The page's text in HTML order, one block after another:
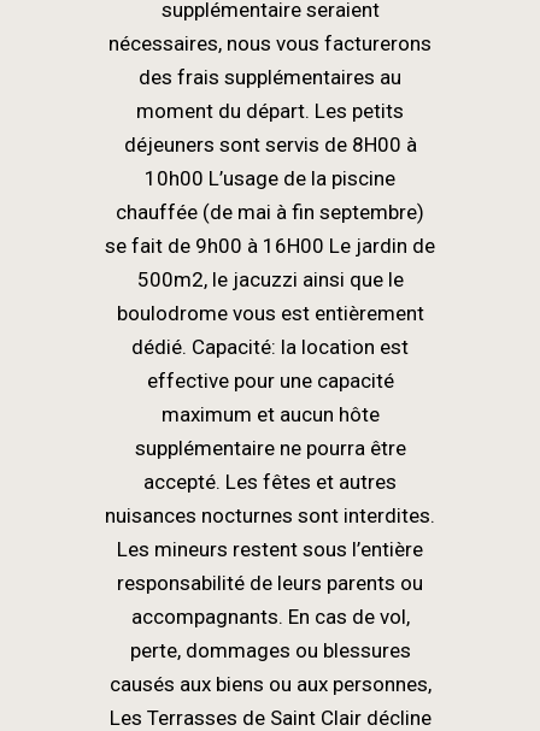
supplémentaire seraient
nécessaires, nous vous facturerons
des frais supplémentaires au
moment du départ. Les petits
déjeuners sont servis de 8H00 à
10h00 L’usage de la piscine
chauffée (de mai à fin septembre)
se fait de 9h00 à 16H00 Le jardin de
500m2, le jacuzzi ainsi que le
boulodrome vous est entièrement
dédié. Capacité: la location est
effective pour une capacité
maximum et aucun hôte
supplémentaire ne pourra être
accepté. Les fêtes et autres
nuisances nocturnes sont interdites.
Les mineurs restent sous l’entière
responsabilité de leurs parents ou
accompagnants. En cas de vol,
perte, dommages ou blessures
causés aux biens ou aux personnes,
Les Terrasses de Saint Clair décline